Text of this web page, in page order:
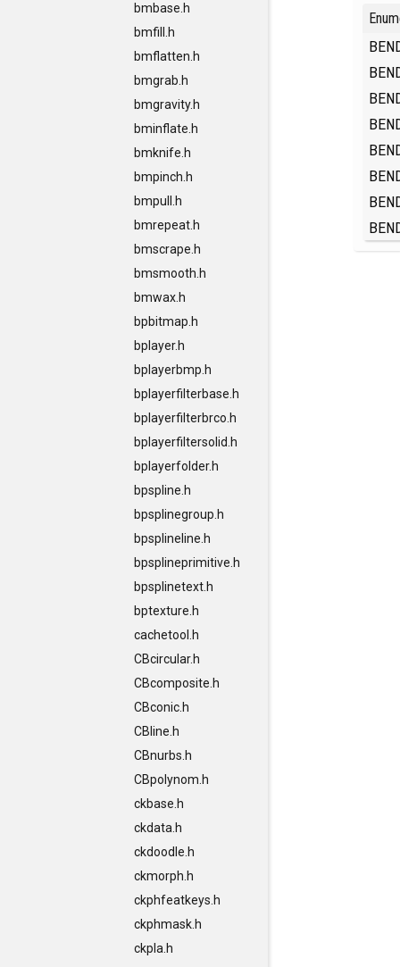
bmbase.h
bmfill.h
bmflatten.h
bmgrab.h
bmgravity.h
bminflate.h
bmknife.h
bmpinch.h
bmpull.h
bmrepeat.h
bmscrape.h
bmsmooth.h
bmwax.h
bpbitmap.h
bplayer.h
bplayerbmp.h
bplayerfilterbase.h
bplayerfilterbrco.h
bplayerfiltersolid.h
bplayerfolder.h
bpspline.h
bpsplinegroup.h
bpsplineline.h
bpsplineprimitive.h
bpsplinetext.h
bptexture.h
cachetool.h
CBcircular.h
CBcomposite.h
CBconic.h
CBline.h
CBnurbs.h
CBpolynom.h
ckbase.h
ckdata.h
ckdoodle.h
ckmorph.h
ckphfeatkeys.h
ckphmask.h
ckpla.h